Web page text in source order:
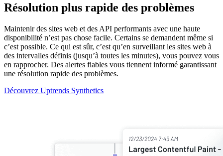
Résolution plus rapide des problèmes
Maintenir des sites web et des API performants avec une haute
disponibilité n’est pas chose facile. Certains se demandent même si
c’est possible. Ce qui est sûr, c’est qu’en surveillant les sites web à
des intervalles définis (jusqu’à toutes les minutes), vous pouvez vous
en rapprocher. Des alertes fiables vous tiennent informé garantissant
une résolution rapide des problèmes.
Découvrez Uptrends Synthetics